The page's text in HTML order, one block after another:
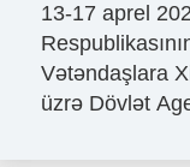
13-17 aprel
Vətəndaşlara
üzrə Dövlət